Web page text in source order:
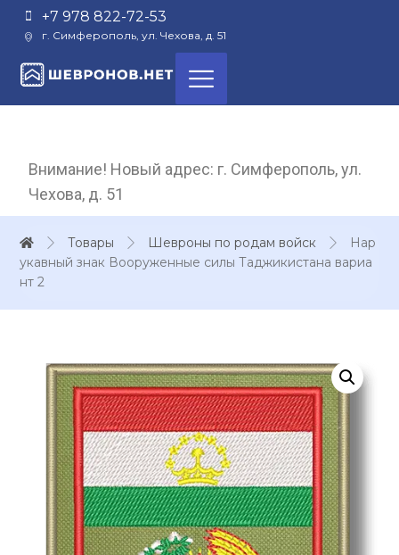
+7 978 822-72-53
г. Симферополь, ул. Чехова, д. 51
Внимание! Новый адрес: г. Симферополь, ул.
Чехова, д. 51
Товары Шевроны по родам войск
Нар
укавный знак Вооруженные силы Таджикистана вариа
нт 2